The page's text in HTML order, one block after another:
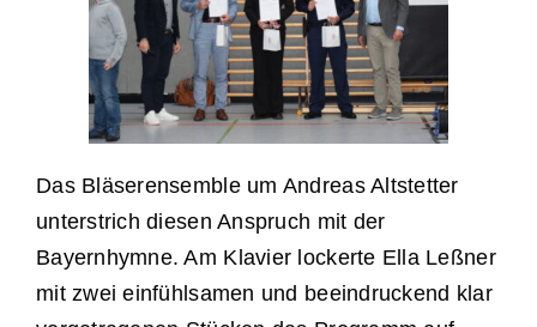
Das Bläserensemble um Andreas Altstetter
unterstrich diesen Anspruch mit der
Bayernhymne. Am Klavier lockerte Ella Leßner
mit zwei einfühlsamen und beeindruckend klar